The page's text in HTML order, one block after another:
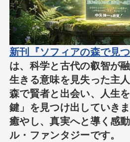
新刊『ソフィアの森で見
は、科学と古代の叡智が
生きる意味を見失った主
森で賢者と出会い、人生
鍵」を見つけ出していき
癒やし、真実へと導く感
ル・ファンタジーです。